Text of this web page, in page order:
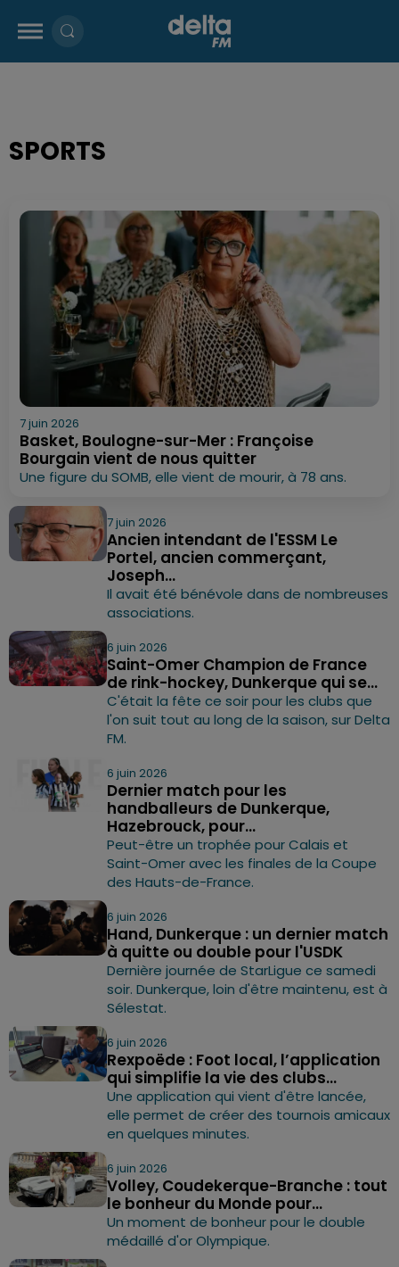
SPORTS
7 juin 2026
Basket, Boulogne-sur-Mer : Françoise
Bourgain vient de nous quitter
Une figure du SOMB, elle vient de mourir, à 78 ans.
7 juin 2026
Ancien intendant de l'ESSM Le
Portel, ancien commerçant,
Joseph...
Il avait été bénévole dans de nombreuses
associations.
6 juin 2026
Saint-Omer Champion de France
de rink-hockey, Dunkerque qui se...
C'était la fête ce soir pour les clubs que
l'on suit tout au long de la saison, sur Delta
FM.
6 juin 2026
Dernier match pour les
handballeurs de Dunkerque,
Hazebrouck, pour...
Peut-être un trophée pour Calais et
Saint-Omer avec les finales de la Coupe
des Hauts-de-France.
6 juin 2026
Hand, Dunkerque : un dernier match
à quitte ou double pour l'USDK
Dernière journée de StarLigue ce samedi
soir. Dunkerque, loin d'être maintenu, est à
Sélestat.
6 juin 2026
Rexpoëde : Foot local, l’application
qui simplifie la vie des clubs...
Une application qui vient d'être lancée,
elle permet de créer des tournois amicaux
en quelques minutes.
6 juin 2026
Volley, Coudekerque-Branche : tout
le bonheur du Monde pour...
Un moment de bonheur pour le double
médaillé d'or Olympique.